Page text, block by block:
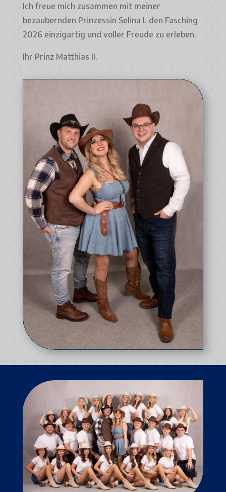
Ich freue mich zusammen mit meiner
bezaubernden Prinzessin Selina I. den Fasching
2026 einzigartig und voller Freude zu erleben.
Ihr Prinz Matthias II.